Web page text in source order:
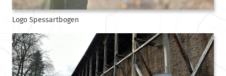
Logo Spessartbogen